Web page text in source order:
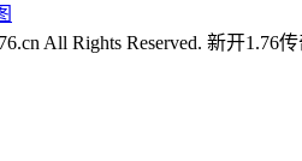
All Rights Reserved. 新开1.76